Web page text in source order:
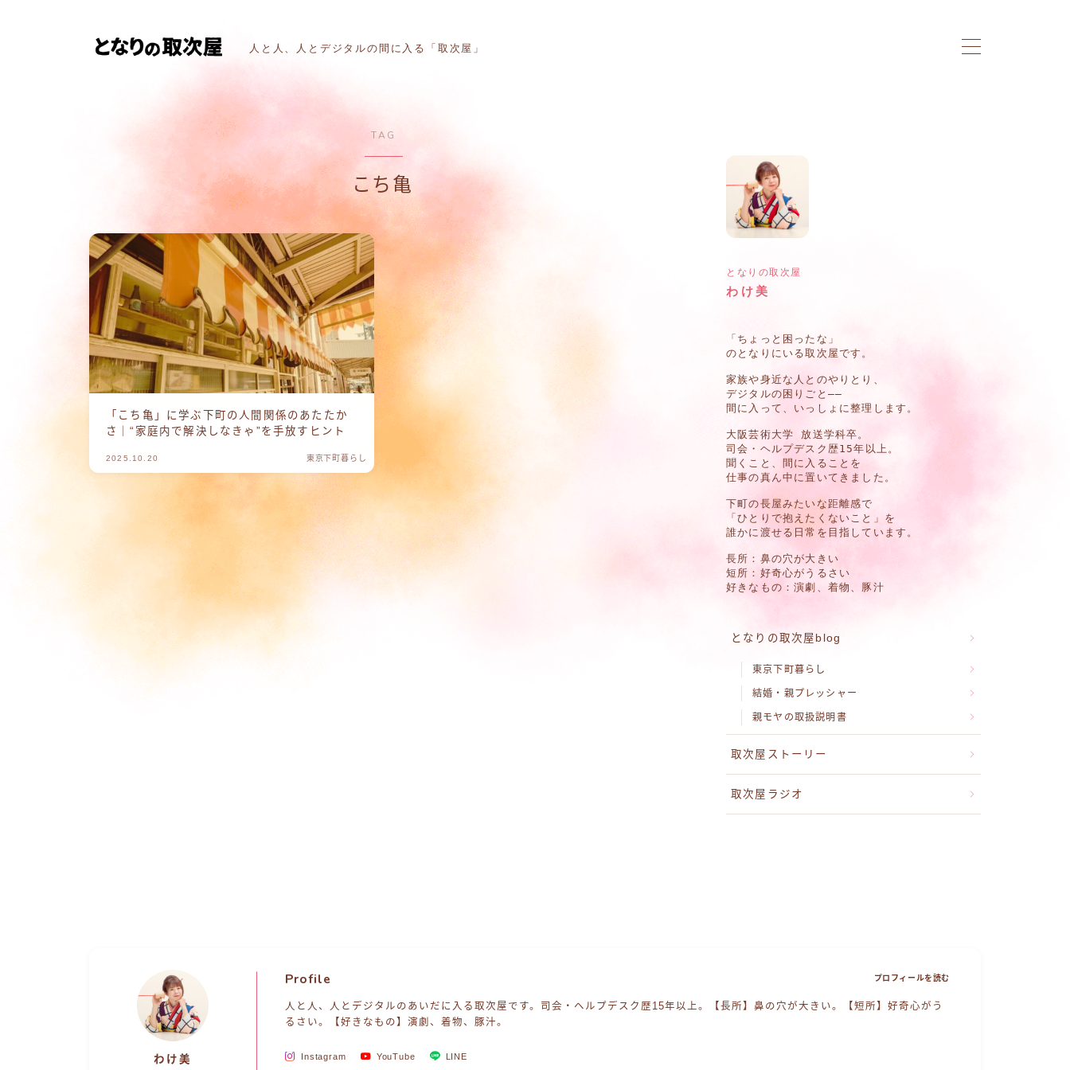
人と人、人とデジタルの間に入る「取次屋」
意図電話
ブログ
ラジオ
取次屋ストーリー
ご相談・お問い合わせ
TAG
こち亀
「こち亀」に学ぶ下町の人間関係のあたたか
さ｜“家庭内で解決しなきゃ”を手放すヒント
2025.10.20 東京下町暮らし
となりの取次屋
わけ美
「ちょっと困ったな」
のとなりにいる取次屋です。
家族や身近な人とのやりとり、
デジタルの困りごと ——
間に入って、いっしょに整理します。
大阪芸術大学 放送学科卒。
司会・ヘルプデスク歴15年以上。
聞くこと、間に入ることを
仕事の真ん中に置いてきました。
下町の長屋みたいな距離感で
「ひとりで抱えたくないこと」を
誰かに渡せる日常を目指しています。
長所：鼻の穴が大きい
短所：好奇心がうるさい
好きなもの：演劇、着物、豚汁
となりの取次屋blog
東京下町暮らし
結婚・親プレッシャー
親モヤの取扱説明書
取次屋ストーリー
取次屋ラジオ
わけ美
Profile
人と人、人とデジタルのあいだに入る取次屋です。司会・ヘルプデスク歴15年以上。【長所】鼻の穴が大きい。【短所】好奇心がう
るさい。【好きなもの】演劇、着物、豚汁。
プロフィールを読む
Instagram YouTube LINE